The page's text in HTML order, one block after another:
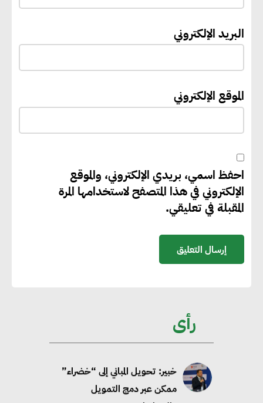
البريد الإلكتروني
الموقع الإلكتروني
احفظ اسمي، بريدي الإلكتروني، والموقع
الإلكتروني في هذا المتصفح لاستخدامها المرة
المقبلة في تعليقي.
رأى
يعمل على تطوير موقعه الإلكتروني
حوكمة ملف الإعاقة في مصر
مليون جنيه إسترليني لدعم توسع
المتجددة
جوجل تعلن إضافة 12 جيجاوات
من الطاقة النظيفة وتجنب انبعاث
أكسيد الكربون
2035
خبير: تحويل المباني إلى “خضراء”
ممكن عبر دمج التمويل